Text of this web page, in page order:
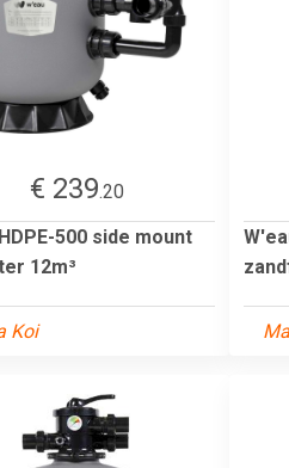
€ 239.20
500 side mount
12m³
Koi